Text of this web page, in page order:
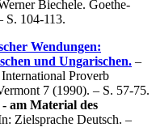
Biechele. Goethe-
S. 104-113.
Wendungen:
und Ungarischen. –
Proverb
7 (1990). – S. 57-75.
am Material des
Zielsprache Deutsch. –